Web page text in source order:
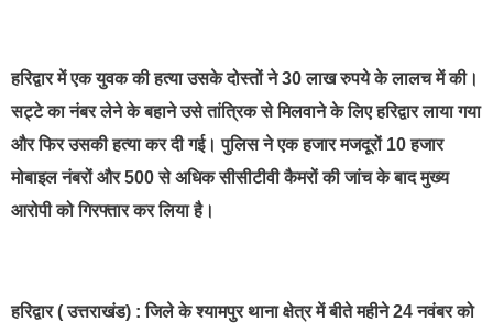
हरिद्वार में एक युवक की हत्या उसके दोस्तों ने 30 लाख रुपये के लालच में की।
सट्टे का नंबर लेने के बहाने उसे तांत्रिक से मिलवाने के लिए हरिद्वार लाया गया
और फिर उसकी हत्या कर दी गई। पुलिस ने एक हजार मजदूरों 10 हजार
मोबाइल नंबरों और 500 से अधिक सीसीटीवी कैमरों की जांच के बाद मुख्य
आरोपी को गिरफ्तार कर लिया है।
हरिद्वार ( उत्तराखंड) : जिले के श्यामपुर थाना क्षेत्र में बीते महीने 24 नवंबर को